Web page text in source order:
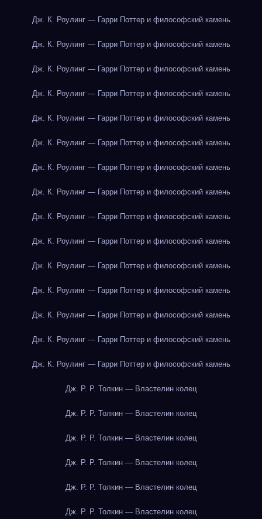
Дж. К. Роулинг — Гарри Поттер и философский камень
Дж. К. Роулинг — Гарри Поттер и философский камень
Дж. К. Роулинг — Гарри Поттер и философский камень
Дж. К. Роулинг — Гарри Поттер и философский камень
Дж. К. Роулинг — Гарри Поттер и философский камень
Дж. К. Роулинг — Гарри Поттер и философский камень
Дж. К. Роулинг — Гарри Поттер и философский камень
Дж. К. Роулинг — Гарри Поттер и философский камень
Дж. К. Роулинг — Гарри Поттер и философский камень
Дж. К. Роулинг — Гарри Поттер и философский камень
Дж. К. Роулинг — Гарри Поттер и философский камень
Дж. К. Роулинг — Гарри Поттер и философский камень
Дж. К. Роулинг — Гарри Поттер и философский камень
Дж. К. Роулинг — Гарри Поттер и философский камень
Дж. К. Роулинг — Гарри Поттер и философский камень
Дж. Р. Р. Толкин — Властелин колец
Дж. Р. Р. Толкин — Властелин колец
Дж. Р. Р. Толкин — Властелин колец
Дж. Р. Р. Толкин — Властелин колец
Дж. Р. Р. Толкин — Властелин колец
Дж. Р. Р. Толкин — Властелин колец